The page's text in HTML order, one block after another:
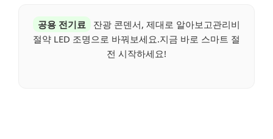
공용 전기료
잔광 콘덴서, 제대로 알아보고관리비
절약 LED 조명으로 바꿔보세요.지금 바로 스마트 절
전 시작하세요!